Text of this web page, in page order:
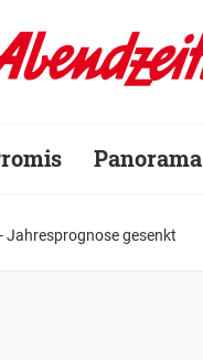
Panorama
Jahresprognose gesenkt